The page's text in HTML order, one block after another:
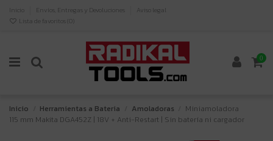
Inicio Envíos, Entregas y Devoluciones
Aviso legal
Lista de favoritos ( 0)
0
Inicio Herramientas a Bateria Amoladoras
Miniamoladora
115 mm Makita DGA452Z | 18V + Anti-Restart | Sin batería ni cargador